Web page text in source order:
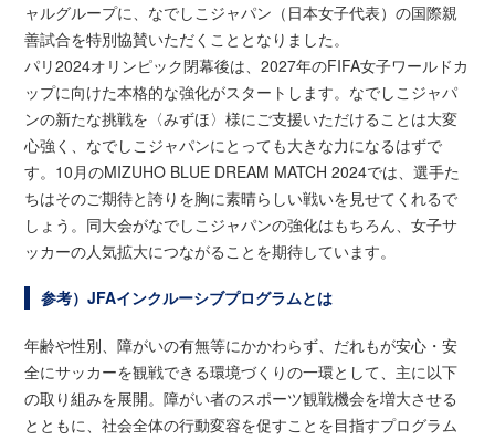
ャルグループに、なでしこジャパン（日本女子代表）の国際親
善試合を特別協賛いただくこととなりました。
パリ2024オリンピック閉幕後は、2027年のFIFA女子ワールドカ
ップに向けた本格的な強化がスタートします。なでしこジャパ
ンの新たな挑戦を〈みずほ〉様にご支援いただけることは大変
心強く、なでしこジャパンにとっても大きな力になるはずで
す。10月のMIZUHO BLUE DREAM MATCH 2024では、選手た
ちはそのご期待と誇りを胸に素晴らしい戦いを見せてくれるで
しょう。同大会がなでしこジャパンの強化はもちろん、女子サ
ッカーの人気拡大につながることを期待しています。
参考）JFAインクルーシブプログラムとは
年齢や性別、障がいの有無等にかかわらず、だれもが安心・安
全にサッカーを観戦できる環境づくりの一環として、主に以下
の取り組みを展開。障がい者のスポーツ観戦機会を増大させる
とともに、社会全体の行動変容を促すことを目指すプログラム